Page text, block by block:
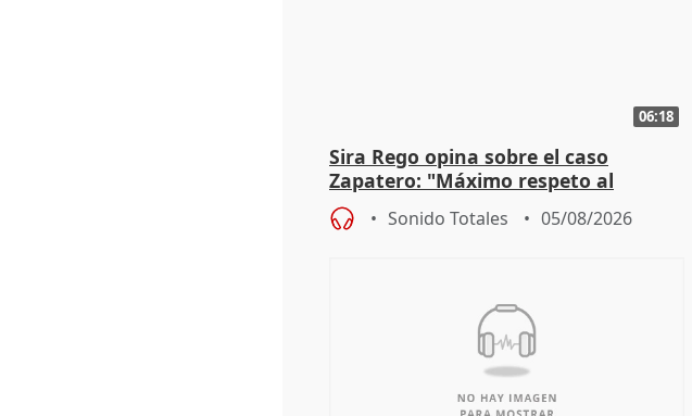
06:18
Sira Rego opina sobre el caso
Zapatero: "Máximo respeto al
proceso judicial"
Sonido Totales 05/08/2026